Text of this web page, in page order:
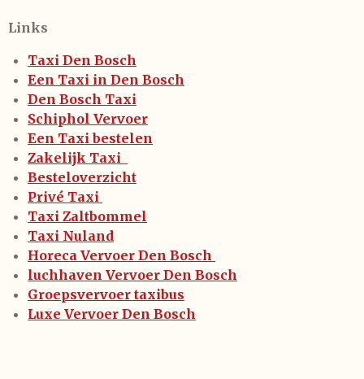
Links
Taxi Den Bosch
Een Taxi in Den Bosch
Den Bosch Taxi
Schiphol Vervoer
Een Taxi bestelen
Zakelijk Taxi
Besteloverzicht
Privé Taxi
Taxi Zaltbommel
Taxi Nuland
Horeca Vervoer Den Bosch
luchhaven Vervoer Den Bosch
Groepsvervoer taxibus
Luxe Vervoer Den Bosch